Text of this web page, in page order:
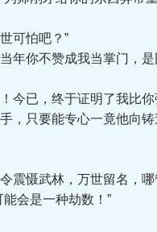
可怕吧？”
你不赞成我当掌门，是
今已，终于证明了我比你
只要能专心一竟他向铸
慑武林，万世留名，哪
会是一种劫数！”